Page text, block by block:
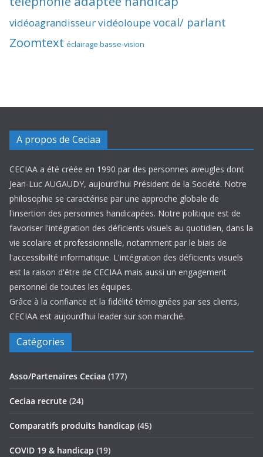
vidéoagrandisseurvidéoloupevocal/ parlant
Zoomtext éclairage basse-vision
A propos de Ceciaa
CECIAA a été créée en 1990 par des personnes aveugles dont
Jean-Luc AUGAUDY, aujourd'hui Président de la Société. Notre
philosophie se caractérise par une approche globale de
l'insertion des personnes handicapées. Notre politique est de
favoriser l'intégration des déficients visuels au quotidien, dans la
vie scolaire et professionnelle, notamment par le biais de
l'accessibiilté informatique. L'intégration des déficients visuels
est la raison d'être de CECIAA mais aussi un engagement
personnel de toutes les équipes.
Grâce à la confiance et la fidélité témoignées par ses clients,
CECIAA est aujourd’hui leader sur son marché.
Catégories
Asso/Partenaires Ceciaa (177)
Ceciaa recrute (24)
Comparatifs produits handicap (45)
COVID 19 & handicap (19)